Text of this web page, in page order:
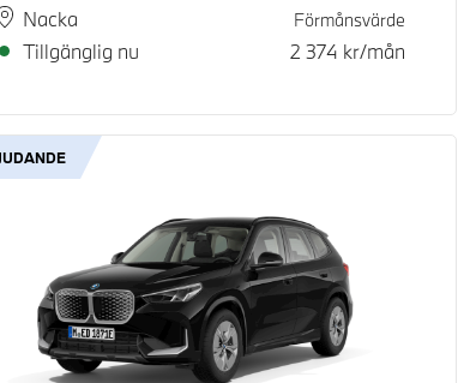
Nacka
Tillgänglig nu
Förmånsvärde
2 374 kr/mån